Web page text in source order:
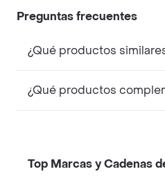
Preguntas frecuentes
¿Qué productos
¿Qué productos
Top Marcas y Cadenas